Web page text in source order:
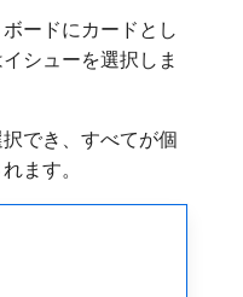
ードにカードとし
シューを選択しま
でき、すべてが個
ます。